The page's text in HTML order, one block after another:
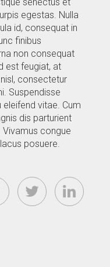
egestas. Nulla
id, consequat in
finibus
non consequat
est feugiat, at
consectetur
Suspendisse
eleifend vitae. Cum
dis parturient
congue
posuere.